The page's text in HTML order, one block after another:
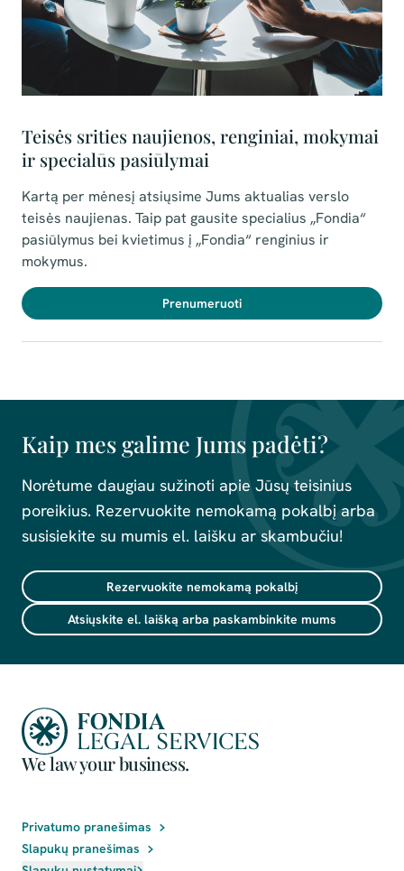
Teisės srities naujienos, renginiai, mokymai
ir specialūs pasiūlymai
Kartą per mėnesį atsiųsime Jums aktualias verslo
teisės naujienas. Taip pat gausite specialius „Fondia“
pasiūlymus bei kvietimus į „Fondia“ renginius ir
mokymus.
Prenumeruoti
Kaip mes galime Jums padėti?
Norėtume daugiau sužinoti apie Jūsų teisinius
poreikius. Rezervuokite nemokamą pokalbį arba
susisiekite su mumis el. laišku ar skambučiu!
Rezervuokite nemokamą pokalbį
Atsiųskite el. laišką arba paskambinkite mums
We law your business.
Privatumo pranešimas
Slapukų pranešimas